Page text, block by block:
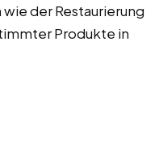
der Restaurierung
Produkte in